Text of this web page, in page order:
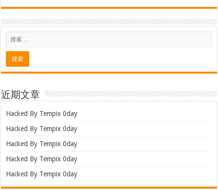
近期文章
Hacked By Tempix 0day
Hacked By Tempix 0day
Hacked By Tempix 0day
Hacked By Tempix 0day
Hacked By Tempix 0day